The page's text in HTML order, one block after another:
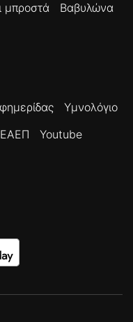
μπροστά
Βαβυλώνα
Υμνολόγιο
Youtube